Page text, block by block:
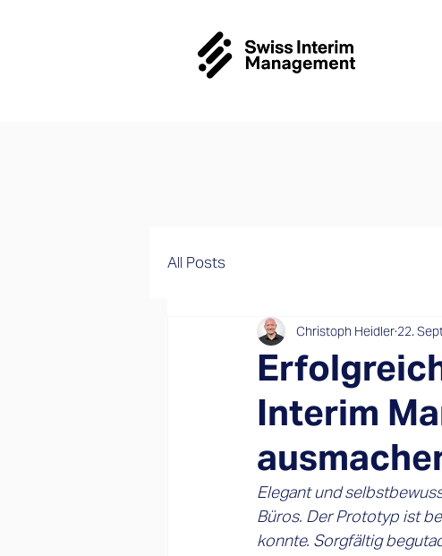
All Posts
Interim
Christoph Heidler 22.
Elegant und
Büros. Der Prototyp ist
konnte. Sorgfältig